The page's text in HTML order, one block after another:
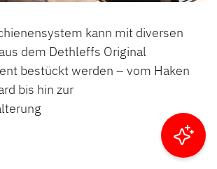
kann mit diversen
dem Dethleffs Original
bestückt werden – vom Haken
bis hin zur